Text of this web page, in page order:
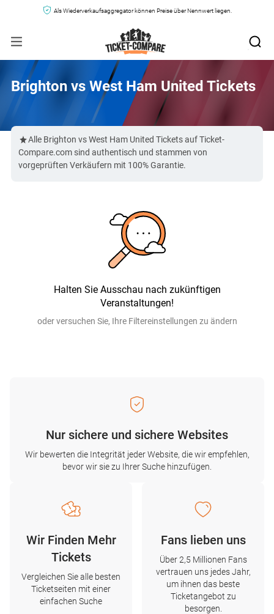
Als Wiederverkaufsaggregator können Preise über Nennwert liegen.
Brighton vs West Ham United Tickets
Alle Brighton vs West Ham United Tickets auf Ticket-
Compare.com sind authentisch und stammen von
vorgeprüften Verkäufern mit 100% Garantie.
Halten Sie Ausschau nach zukünftigen
Veranstaltungen!
oder versuchen Sie, Ihre Filtereinstellungen zu ändern
Nur sichere und sichere Websites
Wir bewerten die Integrität jeder Website, die wir empfehlen,
bevor wir sie zu Ihrer Suche hinzufügen.
Wir Finden Mehr
Tickets
Vergleichen Sie alle besten
Ticketseiten mit einer
einfachen Suche
Fans lieben uns
Über 2,5 Millionen Fans
vertrauen uns jedes Jahr,
um ihnen das beste
Ticketangebot zu
besorgen.